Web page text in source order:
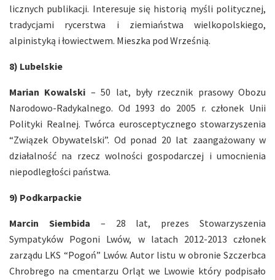
licznych publikacji. Interesuje się historią myśli politycznej,
tradycjami rycerstwa i ziemiaństwa wielkopolskiego,
alpinistyką i łowiectwem. Mieszka pod Wrześnią.
8) Lubelskie
Marian Kowalski – 50 lat, były rzecznik prasowy Obozu
Narodowo-Radykalnego. Od 1993 do 2005 r. członek Unii
Polityki Realnej. Twórca eurosceptycznego stowarzyszenia
“Związek Obywatelski”. Od ponad 20 lat zaangażowany w
działalność na rzecz wolności gospodarczej i umocnienia
niepodległości państwa.
9) Podkarpackie
Marcin Siembida – 28 lat, prezes Stowarzyszenia
Sympatyków Pogoni Lwów, w latach 2012-2013 członek
zarządu LKS “Pogoń” Lwów. Autor listu w obronie Szczerbca
Chrobrego na cmentarzu Orląt we Lwowie który podpisało